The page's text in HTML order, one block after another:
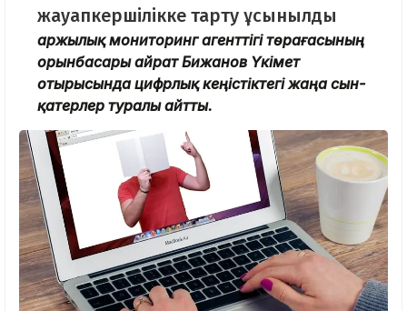
жауапкершілікке тарту ұсынылды
Қаржылық мониторинг агенттігі төрағасының
орынбасары Қайрат Бижанов Үкімет
отырысында цифрлық кеңістіктегі жаңа сын-
қатерлер туралы айтты.